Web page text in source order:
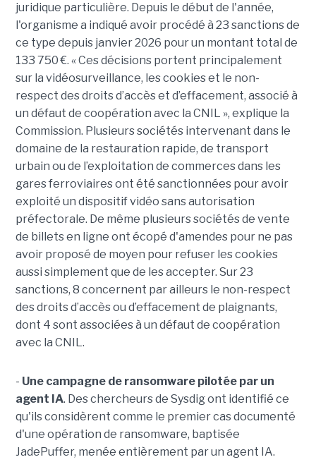
juridique particulière. Depuis le début de l'année,
l'organisme a indiqué avoir procédé à 23 sanctions de
ce type depuis janvier 2026 pour un montant total de
133 750 €. « Ces décisions portent principalement
sur la vidéosurveillance, les cookies et le non-
respect des droits d’accès et d’effacement, associé à
un défaut de coopération avec la CNIL », explique la
Commission. Plusieurs sociétés intervenant dans le
domaine de la restauration rapide, de transport
urbain ou de l’exploitation de commerces dans les
gares ferroviaires ont été sanctionnées pour avoir
exploité un dispositif vidéo sans autorisation
préfectorale. De même plusieurs sociétés de vente
de billets en ligne ont écopé d'amendes pour ne pas
avoir proposé de moyen pour refuser les cookies
aussi simplement que de les accepter. Sur 23
sanctions, 8 concernent par ailleurs le non-respect
des droits d’accès ou d’effacement de plaignants,
dont 4 sont associées à un défaut de coopération
avec la CNIL.
- Une campagne de ransomware pilotée par un
agent IA. Des chercheurs de Sysdig ont identifié ce
qu'ils considèrent comme le premier cas documenté
d'une opération de ransomware, baptisée
JadePuffer, menée entièrement par un agent IA.